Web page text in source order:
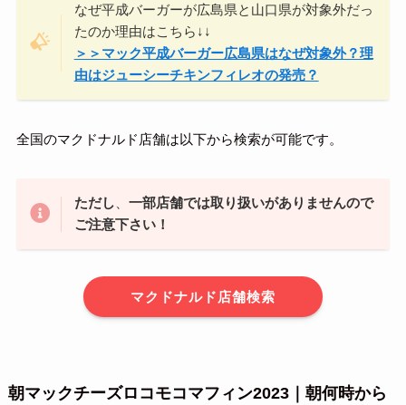
なぜ平成バーガーが広島県と山口県が対象外だっ
たのか理由はこちら↓↓
＞＞マック平成バーガー広島県はなぜ対象外？理
由はジューシーチキンフィレオの発売？
全国のマクドナルド店舗は以下から検索が可能です。
ただし
一部店舗では取り扱いがありませんので
ご注意下さい！
マクドナルド店舗検索
朝マックチーズロコモコマフィン2023｜朝何時から